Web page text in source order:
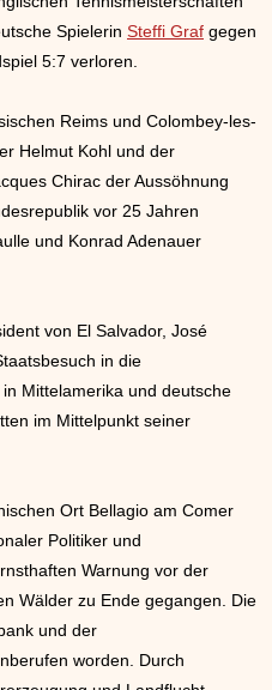
Spielerin Steffi Graf gegen
5:7 verloren.
Reims und Colombey-les-
Helmut Kohl und der
Chirac der Aussöhnung
vor 25 Jahren
und Konrad Adenauer
von El Salvador, José
in die
Mittelamerika und deutsche
im Mittelpunkt seiner
Ort Bellagio am Comer
Politiker und
Warnung vor der
Wälder zu Ende gegangen. Die
und der
worden. Durch